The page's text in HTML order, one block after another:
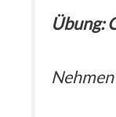
Übung: